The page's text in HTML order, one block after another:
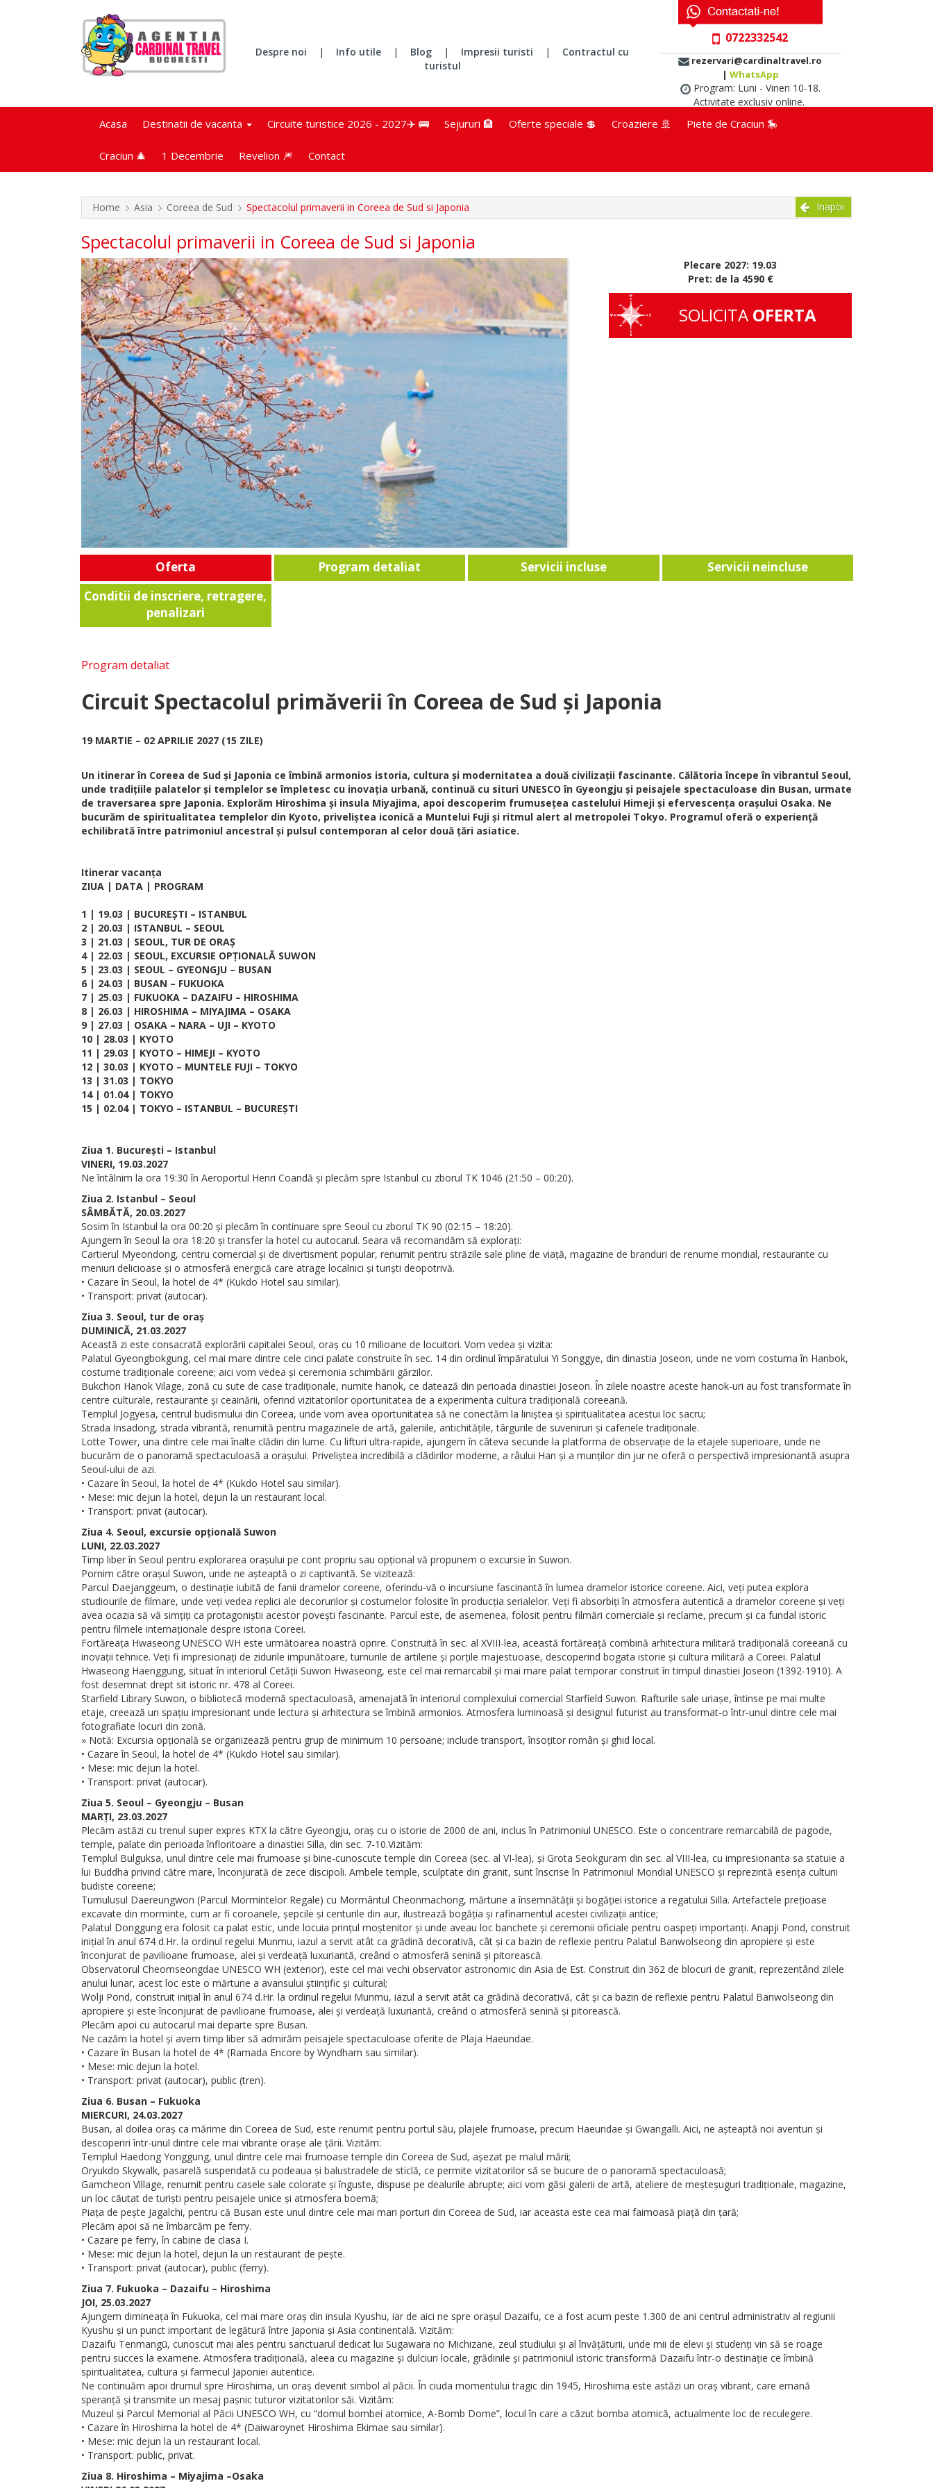
Despre noi | Info utile | Blog | Impresii turisti |
Contractul cu
turistul
0722332542
rezervari@cardinaltravel.ro
| WhatsApp
Program: Luni - Vineri 10-18.
Activitate exclusiv online.
Acasa Destinatii de vacanta Circuite turistice 2026 - 2027✈️ 🚌 Sejururi 🏨 Oferte speciale 💲 Croaziere 🚢 Piete de Craciun 🎠
Craciun 🎄 1 Decembrie Revelion 🎆 Contact
Home Asia Coreea de Sud Spectacolul primaverii in Coreea de Sud si Japonia Inapoi
Spectacolul primaverii in Coreea de Sud si Japonia
Plecare 2027: 19.03
Pret: de la 4590 €
SOLICITA OFERTA
Oferta Program detaliat Servicii incluse
Servicii neincluse
Conditii de inscriere, retragere,
penalizari
Program detaliat
Circuit Spectacolul primăverii în Coreea de Sud și Japonia
19 MARTIE – 02 APRILIE 2027 (15 ZILE)
Un itinerar în Coreea de Sud și Japonia ce îmbină armonios istoria, cultura și modernitatea a două civilizații fascinante. Călătoria începe în vibrantul Seoul,
unde tradițiile palatelor și templelor se împletesc cu inovația urbană, continuă cu situri UNESCO în Gyeongju și peisajele spectaculoase din Busan, urmate
de traversarea spre Japonia. Explorăm Hiroshima și insula Miyajima, apoi descoperim frumusețea castelului Himeji și efervescența orașului Osaka. Ne
bucurăm de spiritualitatea templelor din Kyoto, priveliștea iconică a Muntelui Fuji și ritmul alert al metropolei Tokyo. Programul oferă o experiență
echilibrată între patrimoniul ancestral și pulsul contemporan al celor două țări asiatice.
Itinerar vacanța
ZIUA | DATA | PROGRAM
1 | 19.03 | BUCUREȘTI – ISTANBUL
2 | 20.03 | ISTANBUL – SEOUL
3 | 21.03 | SEOUL, TUR DE ORAȘ
4 | 22.03 | SEOUL, EXCURSIE OPȚIONALĂ SUWON
5 | 23.03 | SEOUL – GYEONGJU – BUSAN
6 | 24.03 | BUSAN – FUKUOKA
7 | 25.03 | FUKUOKA – DAZAIFU – HIROSHIMA
8 | 26.03 | HIROSHIMA – MIYAJIMA – OSAKA
9 | 27.03 | OSAKA – NARA – UJI – KYOTO
10 | 28.03 | KYOTO
11 | 29.03 | KYOTO – HIMEJI – KYOTO
12 | 30.03 | KYOTO – MUNTELE FUJI – TOKYO
13 | 31.03 | TOKYO
14 | 01.04 | TOKYO
15 | 02.04 | TOKYO – ISTANBUL – BUCUREȘTI
Ziua 1. București – Istanbul
VINERI, 19.03.2027
Ne întâlnim la ora 19:30 în Aeroportul Henri Coandă și plecăm spre Istanbul cu zborul TK 1046 (21:50 – 00:20).
Ziua 2. Istanbul – Seoul
SÂMBĂTĂ, 20.03.2027
Sosim în Istanbul la ora 00:20 și plecăm în continuare spre Seoul cu zborul TK 90 (02:15 – 18:20).
Ajungem în Seoul la ora 18:20 și transfer la hotel cu autocarul. Seara vă recomandăm să explorați:
Cartierul Myeondong, centru comercial și de divertisment popular, renumit pentru străzile sale pline de viață, magazine de branduri de renume mondial, restaurante cu
meniuri delicioase și o atmosferă energică care atrage localnici și turiști deopotrivă.
• Cazare în Seoul, la hotel de 4* (Kukdo Hotel sau similar).
• Transport: privat (autocar).
Ziua 3. Seoul, tur de oraș
DUMINICĂ, 21.03.2027
Această zi este consacrată explorării capitalei Seoul, oraș cu 10 milioane de locuitori. Vom vedea și vizita:
Palatul Gyeongbokgung, cel mai mare dintre cele cinci palate construite în sec. 14 din ordinul împăratului Yi Songgye, din dinastia Joseon, unde ne vom costuma în Hanbok,
costume tradiționale coreene; aici vom vedea și ceremonia schimbării gărzilor.
Bukchon Hanok Vilage, zonă cu sute de case tradiționale, numite hanok, ce datează din perioada dinastiei Joseon. În zilele noastre aceste hanok-uri au fost transformate în
centre culturale, restaurante și ceainării, oferind vizitatorilor oportunitatea de a experimenta cultura tradițională coreeană.
Templul Jogyesa, centrul budismului din Coreea, unde vom avea oportunitatea să ne conectăm la liniștea și spiritualitatea acestui loc sacru;
Strada Insadong, strada vibrantă, renumită pentru magazinele de artă, galeriile, antichitățile, târgurile de suveniruri și cafenele tradiționale.
Lotte Tower, una dintre cele mai înalte clădiri din lume. Cu lifturi ultra-rapide, ajungem în câteva secunde la platforma de observație de la etajele superioare, unde ne
bucurăm de o panoramă spectaculoasă a orașului. Priveliștea incredibilă a clădirilor moderne, a râului Han și a munților din jur ne oferă o perspectivă impresionantă asupra
Seoul-ului de azi.
• Cazare în Seoul, la hotel de 4* (Kukdo Hotel sau similar).
• Mese: mic dejun la hotel, dejun la un restaurant local.
• Transport: privat (autocar).
Ziua 4. Seoul, excursie opțională Suwon
LUNI, 22.03.2027
Timp liber în Seoul pentru explorarea orașului pe cont propriu sau opțional vă propunem o excursie în Suwon.
Pornim către orașul Suwon, unde ne așteaptă o zi captivantă. Se vizitează:
Parcul Daejanggeum, o destinație iubită de fanii dramelor coreene, oferindu-vă o incursiune fascinantă în lumea dramelor istorice coreene. Aici, veți putea explora
studiourile de filmare, unde veți vedea replici ale decorurilor și costumelor folosite în producția serialelor. Veți fi absorbiți în atmosfera autentică a dramelor coreene și veți
avea ocazia să vă simțiți ca protagoniștii acestor povești fascinante. Parcul este, de asemenea, folosit pentru filmări comerciale și reclame, precum și ca fundal istoric
pentru filmele internaționale despre istoria Coreei.
Fortăreața Hwaseong UNESCO WH este următoarea noastră oprire. Construită în sec. al XVIII-lea, această fortăreață combină arhitectura militară tradițională coreeană cu
inovații tehnice. Veți fi impresionați de zidurile impunătoare, turnurile de artilerie și porțile majestuoase, descoperind bogata istorie și cultura militară a Coreei. Palatul
Hwaseong Haenggung, situat în interiorul Cetății Suwon Hwaseong, este cel mai remarcabil și mai mare palat temporar construit în timpul dinastiei Joseon (1392-1910). A
fost desemnat drept sit istoric nr. 478 al Coreei.
Starfield Library Suwon, o bibliotecă modernă spectaculoasă, amenajată în interiorul complexului comercial Starfield Suwon. Rafturile sale uriașe, întinse pe mai multe
etaje, creează un spațiu impresionant unde lectura și arhitectura se îmbină armonios. Atmosfera luminoasă și designul futurist au transformat-o într-unul dintre cele mai
fotografiate locuri din zonă.
» Notă: Excursia opțională se organizează pentru grup de minimum 10 persoane; include transport, însoțitor român și ghid local.
• Cazare în Seoul, la hotel de 4* (Kukdo Hotel sau similar).
• Mese: mic dejun la hotel.
• Transport: privat (autocar).
Ziua 5. Seoul – Gyeongju – Busan
MARȚI, 23.03.2027
Plecăm astăzi cu trenul super expres KTX la către Gyeongju, oraș cu o istorie de 2000 de ani, inclus în Patrimoniul UNESCO. Este o concentrare remarcabilă de pagode,
temple, palate din perioada înfloritoare a dinastiei Silla, din sec. 7-10.Vizităm:
Templul Bulguksa, unul dintre cele mai frumoase și bine-cunoscute temple din Coreea (sec. al VI-lea), și Grota Seokguram din sec. al VIII-lea, cu impresionanta sa statuie a
lui Buddha privind către mare, înconjurată de zece discipoli. Ambele temple, sculptate din granit, sunt înscrise în Patrimoniul Mondial UNESCO și reprezintă esența culturii
budiste coreene;
Tumulusul Daereungwon (Parcul Mormintelor Regale) cu Mormântul Cheonmachong, mărturie a însemnătății și bogăției istorice a regatului Silla. Artefactele prețioase
excavate din morminte, cum ar fi coroanele, șepcile și centurile din aur, ilustrează bogăția și rafinamentul acestei civilizații antice;
Palatul Donggung era folosit ca palat estic, unde locuia prințul moștenitor și unde aveau loc banchete și ceremonii oficiale pentru oaspeți importanți. Anapji Pond, construit
inițial în anul 674 d.Hr. la ordinul regelui Munmu, iazul a servit atât ca grădină decorativă, cât și ca bazin de reflexie pentru Palatul Banwolseong din apropiere și este
înconjurat de pavilioane frumoase, alei și verdeață luxuriantă, creând o atmosferă senină și pitorească.
Observatorul Cheomseongdae UNESCO WH (exterior), este cel mai vechi observator astronomic din Asia de Est. Construit din 362 de blocuri de granit, reprezentând zilele
anului lunar, acest loc este o mărturie a avansului științific și cultural;
Wolji Pond, construit inițial în anul 674 d.Hr. la ordinul regelui Munmu, iazul a servit atât ca grădină decorativă, cât și ca bazin de reflexie pentru Palatul Banwolseong din
apropiere și este înconjurat de pavilioane frumoase, alei și verdeață luxuriantă, creând o atmosferă senină și pitorească.
Plecăm apoi cu autocarul mai departe spre Busan.
Ne cazăm la hotel și avem timp liber să admirăm peisajele spectaculoase oferite de Plaja Haeundae.
• Cazare în Busan la hotel de 4* (Ramada Encore by Wyndham sau similar).
• Mese: mic dejun la hotel.
• Transport: privat (autocar), public (tren).
Ziua 6. Busan – Fukuoka
MIERCURI, 24.03.2027
Busan, al doilea oraș ca mărime din Coreea de Sud, este renumit pentru portul său, plajele frumoase, precum Haeundae și Gwangalli. Aici, ne așteaptă noi aventuri și
descoperiri într-unul dintre cele mai vibrante orașe ale țării. Vizităm:
Templul Haedong Yonggung, unul dintre cele mai frumoase temple din Coreea de Sud, așezat pe malul mării;
Oryukdo Skywalk, pasarelă suspendată cu podeaua și balustradele de sticlă, ce permite vizitatorilor să se bucure de o panoramă spectaculoasă;
Gamcheon Village, renumit pentru casele sale colorate și înguste, dispuse pe dealurile abrupte; aici vom găsi galerii de artă, ateliere de meșteșuguri tradiționale, magazine,
un loc căutat de turiști pentru peisajele unice și atmosfera boemă;
Piața de pește Jagalchi, pentru că Busan este unul dintre cele mai mari porturi din Coreea de Sud, iar aceasta este cea mai faimoasă piață din țară;
Plecăm apoi să ne îmbarcăm pe ferry.
• Cazare pe ferry, în cabine de clasa I.
• Mese: mic dejun la hotel, dejun la un restaurant de pește.
• Transport: privat (autocar), public (ferry).
Ziua 7. Fukuoka – Dazaifu – Hiroshima
JOI, 25.03.2027
Ajungem dimineața în Fukuoka, cel mai mare oraș din insula Kyushu, iar de aici ne spre orașul Dazaifu, ce a fost acum peste 1.300 de ani centrul administrativ al regiunii
Kyushu și un punct important de legătură între Japonia și Asia continentală. Vizităm:
Dazaifu Tenmangū, cunoscut mai ales pentru sanctuarul dedicat lui Sugawara no Michizane, zeul studiului și al învățăturii, unde mii de elevi și studenți vin să se roage
pentru succes la examene. Atmosfera tradițională, aleea cu magazine și dulciuri locale, grădinile și patrimoniul istoric transformă Dazaifu într-o destinație ce îmbină
spiritualitatea, cultura și farmecul Japoniei autentice.
Ne continuăm apoi drumul spre Hiroshima, un oraș devenit simbol al păcii. În ciuda momentului tragic din 1945, Hiroshima este astăzi un oraș vibrant, care emană
speranță și transmite un mesaj pașnic tuturor vizitatorilor săi. Vizităm:
Muzeul și Parcul Memorial al Păcii UNESCO WH, cu “domul bombei atomice, A-Bomb Dome”, locul în care a căzut bomba atomică, actualmente loc de reculegere.
• Cazare în Hiroshima la hotel de 4* (Daiwaroynet Hiroshima Ekimae sau similar).
• Mese: mic dejun la un restaurant local.
• Transport: public, privat.
Ziua 8. Hiroshima – Miyajima –Osaka